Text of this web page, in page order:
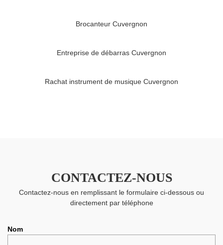
Brocanteur Cuvergnon
Entreprise de débarras Cuvergnon
Rachat instrument de musique Cuvergnon
CONTACTEZ-NOUS
Contactez-nous en remplissant le formulaire ci-dessous ou
directement par téléphone
Nom